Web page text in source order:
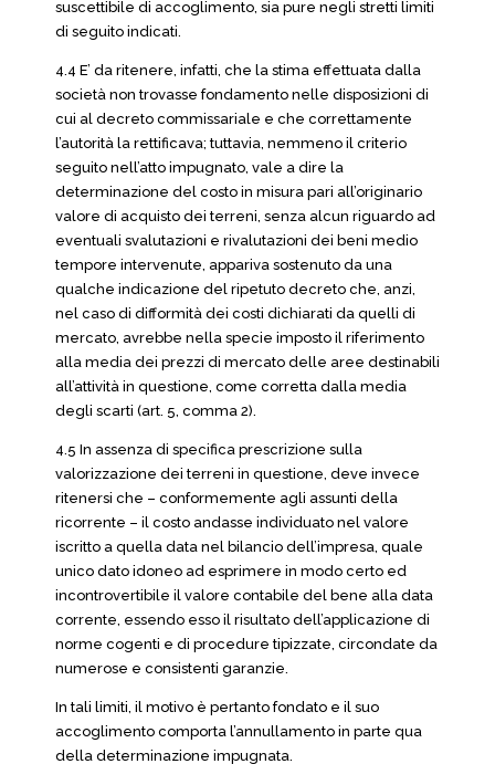
suscettibile di accoglimento, sia pure negli stretti limiti
di seguito indicati.
4.4 E’ da ritenere, infatti, che la stima effettuata dalla
società non trovasse fondamento nelle disposizioni di
cui al decreto commissariale e che correttamente
l’autorità la rettificava; tuttavia, nemmeno il criterio
seguito nell’atto impugnato, vale a dire la
determinazione del costo in misura pari all’originario
valore di acquisto dei terreni, senza alcun riguardo ad
eventuali svalutazioni e rivalutazioni dei beni medio
tempore intervenute, appariva sostenuto da una
qualche indicazione del ripetuto decreto che, anzi,
nel caso di difformità dei costi dichiarati da quelli di
mercato, avrebbe nella specie imposto il riferimento
alla media dei prezzi di mercato delle aree destinabili
all’attività in questione, come corretta dalla media
degli scarti (art. 5, comma 2).
4.5 In assenza di specifica prescrizione sulla
valorizzazione dei terreni in questione, deve invece
ritenersi che – conformemente agli assunti della
ricorrente – il costo andasse individuato nel valore
iscritto a quella data nel bilancio dell’impresa, quale
unico dato idoneo ad esprimere in modo certo ed
incontrovertibile il valore contabile del bene alla data
corrente, essendo esso il risultato dell’applicazione di
norme cogenti e di procedure tipizzate, circondate da
numerose e consistenti garanzie.
In tali limiti, il motivo è pertanto fondato e il suo
accoglimento comporta l’annullamento in parte qua
della determinazione impugnata.